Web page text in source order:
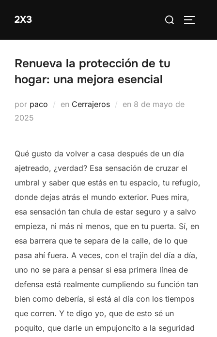
2X3 Buscar:
Renueva la protección de tu
hogar: una mejora esencial
por paco en Cerrajeros en Publicado
8 de mayo de
2025
Qué gusto da volver a casa después de un día
ajetreado, ¿verdad? Esa sensación de cruzar el
umbral y saber que estás en tu espacio, tu refugio,
donde dejas atrás el mundo exterior. Pues mira,
esa sensación tan chula de estar seguro y a salvo
empieza, ni más ni menos, que en tu puerta. Sí, en
esa barrera que te separa de la calle, de lo que
pasa ahí fuera. A veces, con el trajín del día a día,
uno no se para a pensar si esa primera línea de
defensa está realmente cumpliendo su función tan
bien como debería, si está al día con los tiempos
que corren. Y te digo yo, que de esto sé un
poquito, que darle un empujoncito a la seguridad